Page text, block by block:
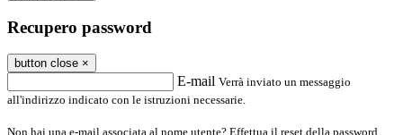
Recupero password
button close ×
E-mail Verrà inviato un messaggio
all'indirizzo indicato con le istruzioni necessarie.
Non hai una e-mail associata al nome utente? Effettua il reset della password